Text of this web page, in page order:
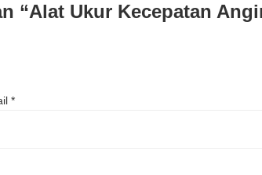
“Alat Ukur Kecepatan
*